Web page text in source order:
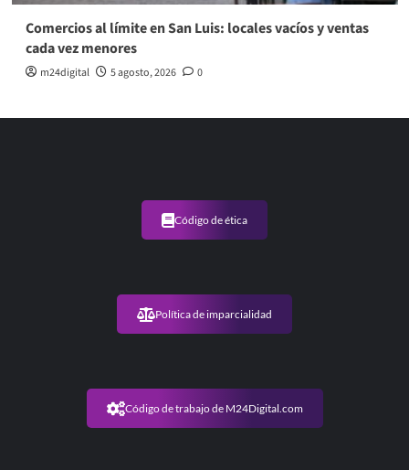
Comercios al límite en San Luis: locales vacíos y ventas
cada vez menores
m24digital 5 agosto, 2026 0
Código de ética
Política de imparcialidad
Código de trabajo de M24Digital.com